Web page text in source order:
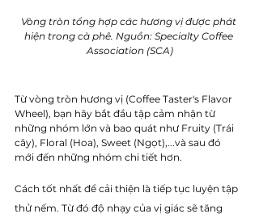
Vòng tròn tổng hợp các hương vị được phát
hiện trong cà phê. Nguồn: Specialty Coffee
Association (SCA)
Từ vòng tròn hương vị (Coffee Taster's Flavor
Wheel), bạn hãy bắt đầu tập cảm nhận từ
những nhóm lớn và bao quát như Fruity (Trái
cây), Floral (Hoa), Sweet (Ngọt),...và sau đó
mới đến những nhóm chi tiết hơn.
Cách tốt nhất để cải thiện là tiếp tục luyện tập
thử nếm. Từ đó độ nhạy của vị giác sẽ tăng